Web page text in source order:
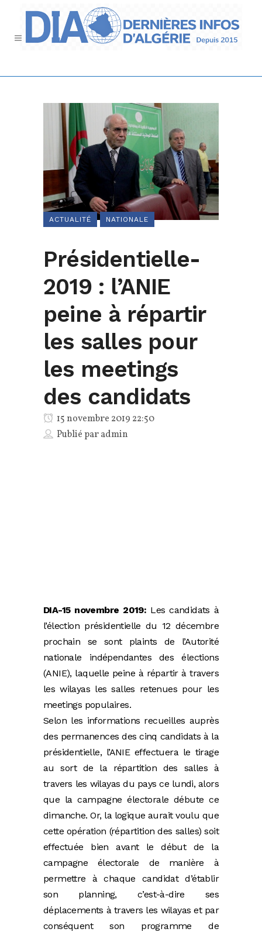
ACTUALITÉ NATIONALE
Présidentielle-
2019 : l’ANIE
peine à répartir
les salles pour
les meetings
des candidats
15 novembre 2019 22:50
Publié paradmin
DIA-15 novembre 2019: Les candidats à
l’élection présidentielle du 12 décembre
prochain se sont plaints de l’Autorité
nationale indépendantes des élections
(ANIE), laquelle peine à répartir à travers
les wilayas les salles retenues pour les
meetings populaires.
Selon les informations recueilles auprès
des permanences des cinq candidats à la
présidentielle, l’ANIE effectuera le tirage
au sort de la répartition des salles à
travers les wilayas du pays ce lundi, alors
que la campagne électorale débute ce
dimanche. Or, la logique aurait voulu que
cette opération (répartition des salles) soit
effectuée bien avant le début de la
campagne électorale de manière à
permettre à chaque candidat d’établir
son planning, c’est-à-dire ses
déplacements à travers les wilayas et par
conséquent son programme de